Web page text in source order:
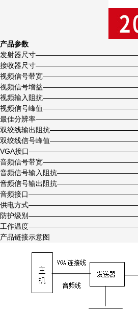
产品参数
发射器尺寸
接收器尺寸
视频信号带宽
视频信号增益
视频输入阻抗
视频信号峰值
最佳分辨率
双绞线输出阻抗
双绞线信号峰值
VGA接口
音频信号带宽
音频信号输入阻抗
音频信号输出阻抗
音频接口
供电方式
防护级别
工作温度
产品链接示意图